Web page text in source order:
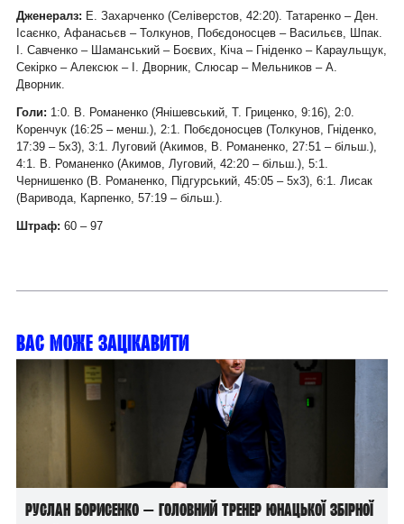
Дженералз: Е. Захарченко (Селіверстов, 42:20). Татаренко – Ден.
Ісаєнко, Афанасьєв – Толкунов, Побєдоносцев – Васильєв, Шпак.
І. Савченко – Шаманський – Боєвих, Кіча – Гніденко – Караульщук,
Секірко – Алексюк – І. Дворник, Слюсар – Мельников – А.
Дворник.
Голи: 1:0. В. Романенко (Янішевський, Т. Гриценко, 9:16), 2:0.
Коренчук (16:25 – менш.), 2:1. Побєдоносцев (Толкунов, Гніденко,
17:39 – 5х3), 3:1. Луговий (Акимов, В. Романенко, 27:51 – більш.),
4:1. В. Романенко (Акимов, Луговий, 42:20 – більш.), 5:1.
Чернишенко (В. Романенко, Підгурський, 45:05 – 5х3), 6:1. Лисак
(Варивода, Карпенко, 57:19 – більш.).
Штраф: 60 – 97
Вас може зацікавити
Руслан Борисенко — головний тренер юнацької збірної